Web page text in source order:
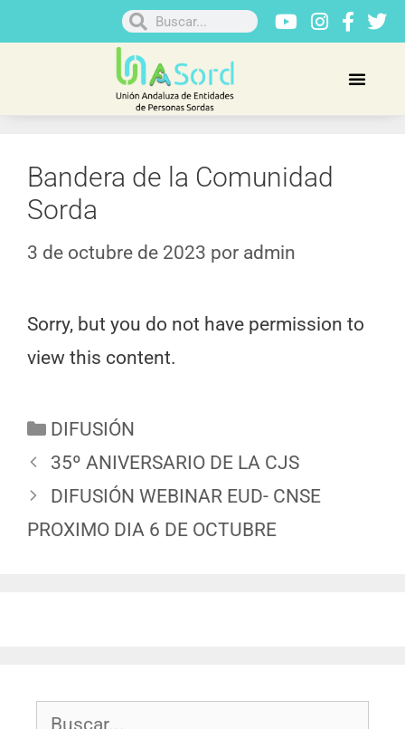
Bandera de la Comunidad
Sorda
3 de octubre de 2023 por admin
Sorry, but you do not have permission to
view this content.
DIFUSIÓN
35º ANIVERSARIO DE LA CJS
DIFUSIÓN WEBINAR EUD- CNSE
PROXIMO DIA 6 DE OCTUBRE